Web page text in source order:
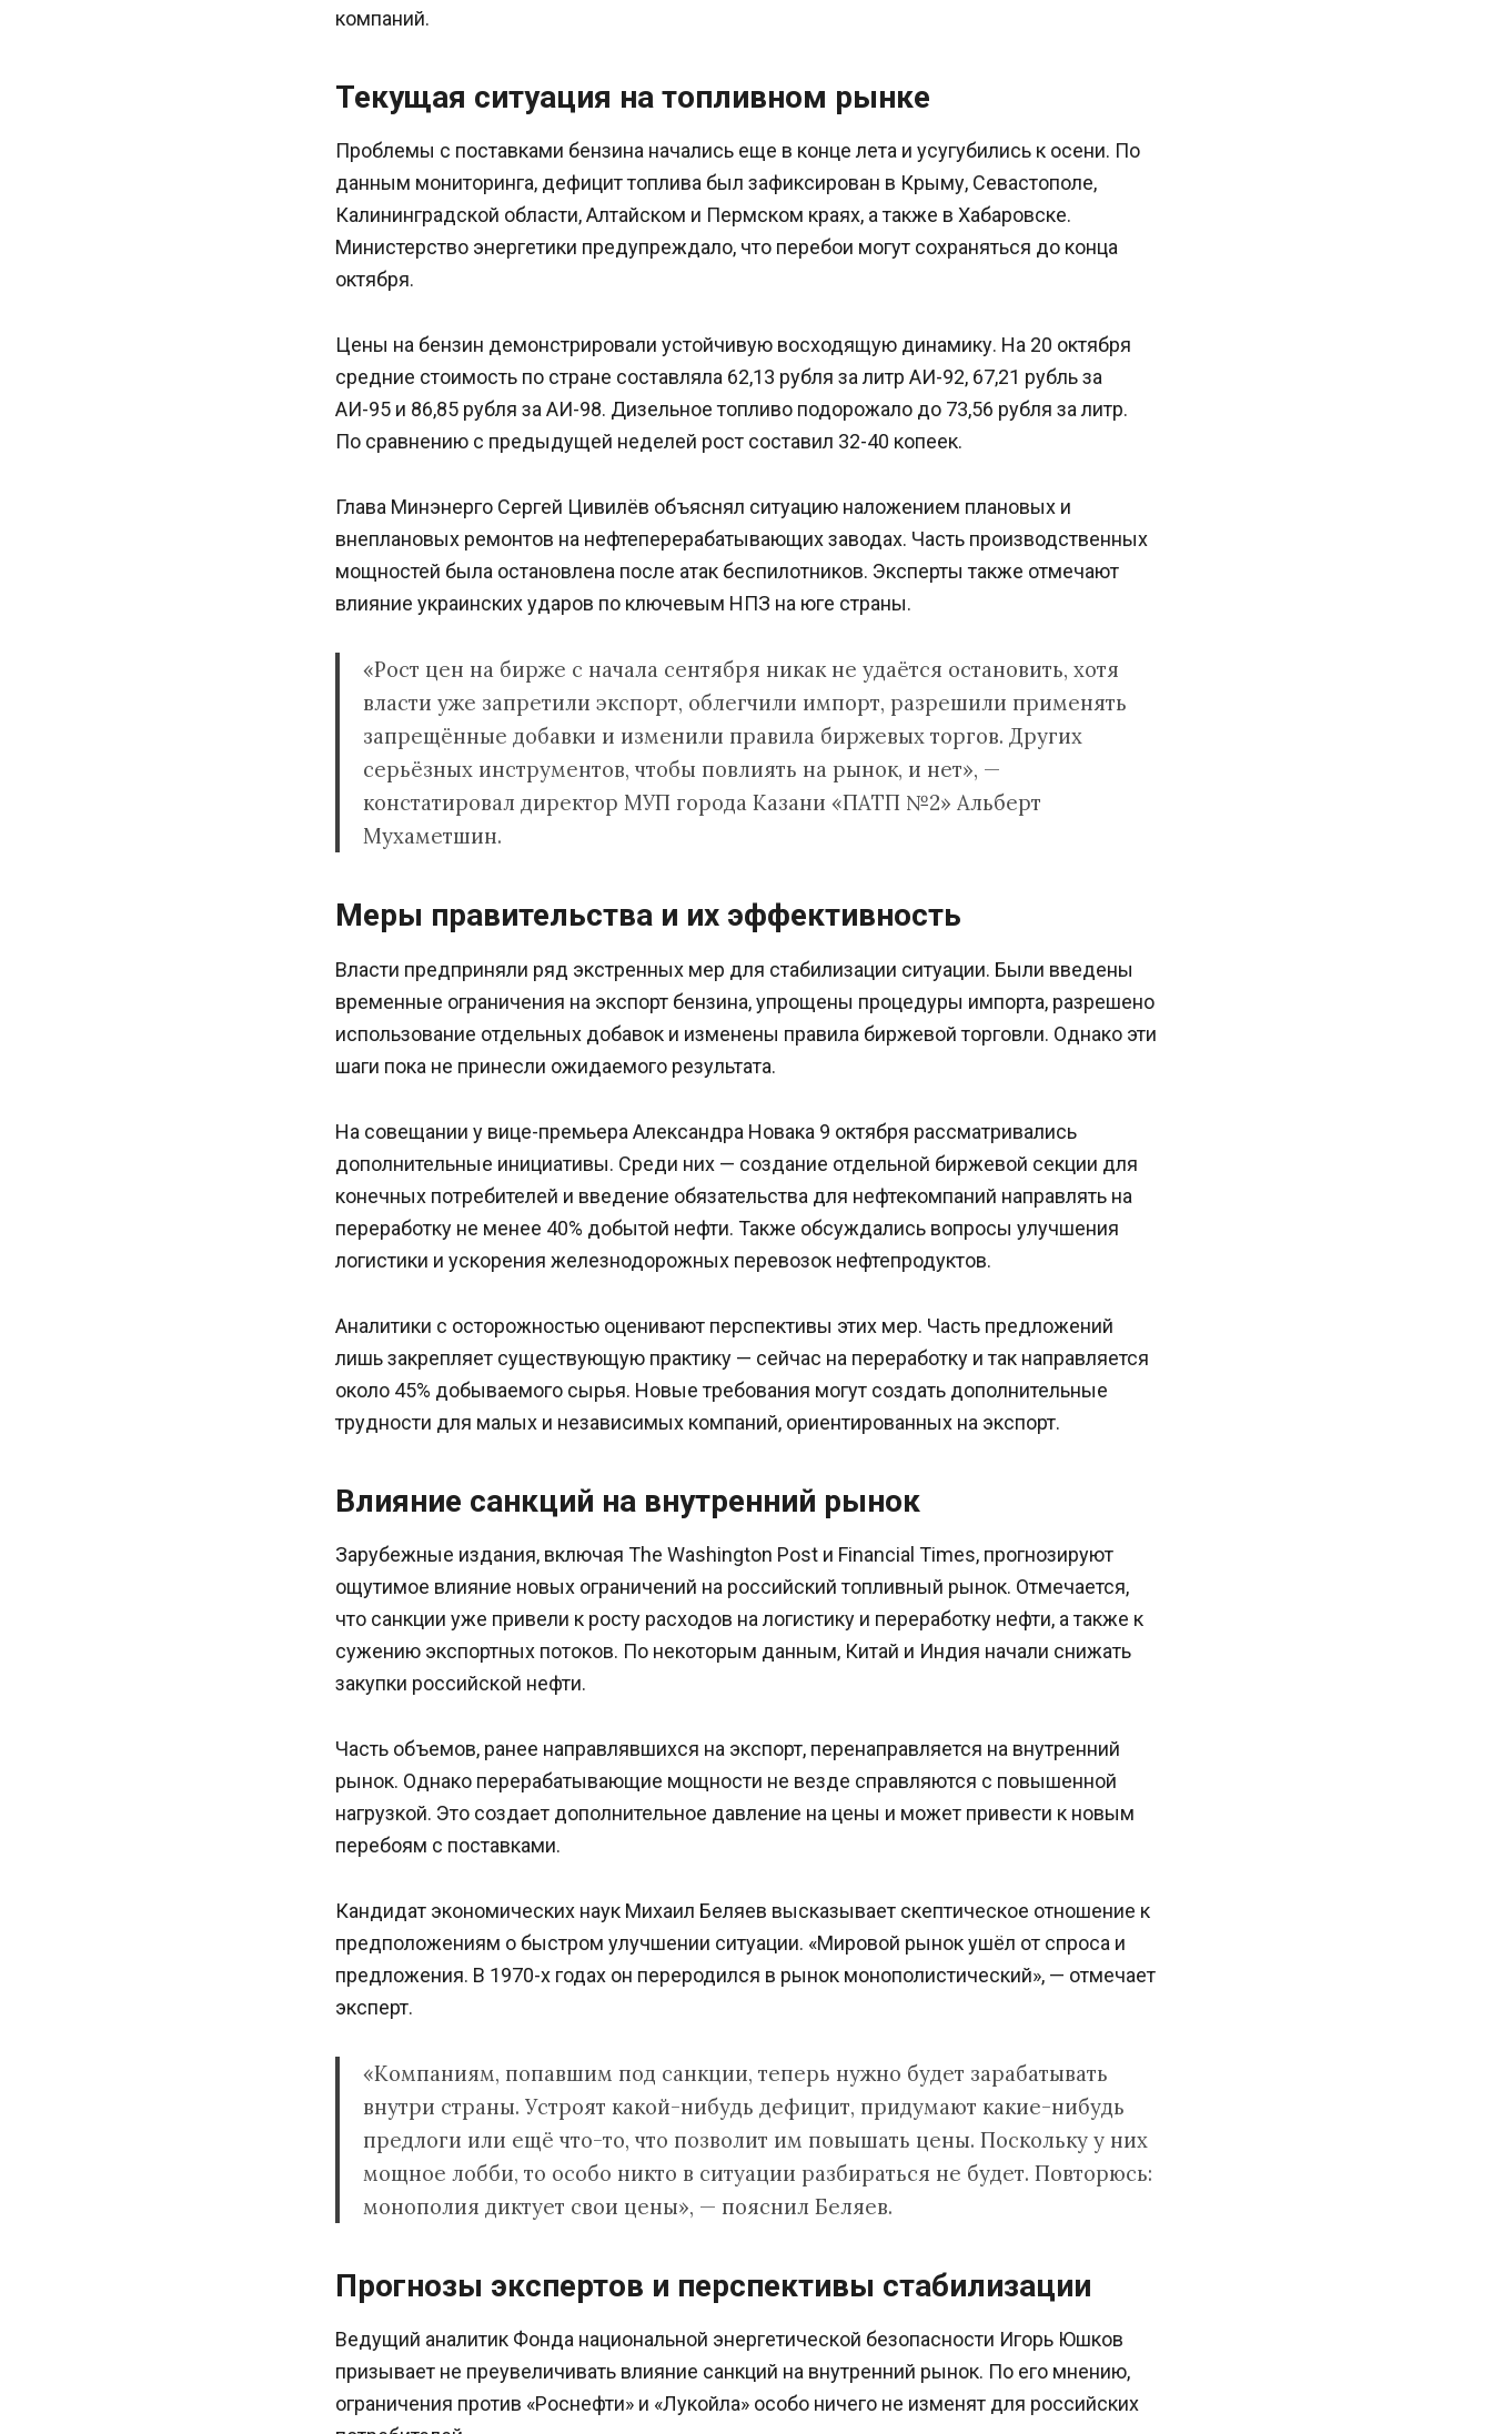
компаний.
Текущая ситуация на топливном рынке
Проблемы с поставками бензина начались еще в конце лета и усугубились к осени. По
данным мониторинга, дефицит топлива был зафиксирован в Крыму, Севастополе,
Калининградской области, Алтайском и Пермском краях, а также в Хабаровске.
Министерство энергетики предупреждало, что перебои могут сохраняться до конца
октября.
Цены на бензин демонстрировали устойчивую восходящую динамику. На 20 октября
средние стоимость по стране составляла 62,13 рубля за литр АИ-92, 67,21 рубль за
АИ-95 и 86,85 рубля за АИ-98. Дизельное топливо подорожало до 73,56 рубля за литр.
По сравнению с предыдущей неделей рост составил 32-40 копеек.
Глава Минэнерго Сергей Цивилёв объяснял ситуацию наложением плановых и
внеплановых ремонтов на нефтеперерабатывающих заводах. Часть производственных
мощностей была остановлена после атак беспилотников. Эксперты также отмечают
влияние украинских ударов по ключевым НПЗ на юге страны.
«Рост цен на бирже с начала сентября никак не удаётся остановить, хотя
власти уже запретили экспорт, облегчили импорт, разрешили применять
запрещённые добавки и изменили правила биржевых торгов. Других
серьёзных инструментов, чтобы повлиять на рынок, и нет», —
констатировал директор МУП города Казани «ПАТП №2» Альберт
Мухаметшин.
Меры правительства и их эффективность
Власти предприняли ряд экстренных мер для стабилизации ситуации. Были введены
временные ограничения на экспорт бензина, упрощены процедуры импорта, разрешено
использование отдельных добавок и изменены правила биржевой торговли. Однако эти
шаги пока не принесли ожидаемого результата.
На совещании у вице-премьера Александра Новака 9 октября рассматривались
дополнительные инициативы. Среди них — создание отдельной биржевой секции для
конечных потребителей и введение обязательства для нефтекомпаний направлять на
переработку не менее 40% добытой нефти. Также обсуждались вопросы улучшения
логистики и ускорения железнодорожных перевозок нефтепродуктов.
Аналитики с осторожностью оценивают перспективы этих мер. Часть предложений
лишь закрепляет существующую практику — сейчас на переработку и так направляется
около 45% добываемого сырья. Новые требования могут создать дополнительные
трудности для малых и независимых компаний, ориентированных на экспорт.
Влияние санкций на внутренний рынок
Зарубежные издания, включая The Washington Post и Financial Times, прогнозируют
ощутимое влияние новых ограничений на российский топливный рынок. Отмечается,
что санкции уже привели к росту расходов на логистику и переработку нефти, а также к
сужению экспортных потоков. По некоторым данным, Китай и Индия начали снижать
закупки российской нефти.
Часть объемов, ранее направлявшихся на экспорт, перенаправляется на внутренний
рынок. Однако перерабатывающие мощности не везде справляются с повышенной
нагрузкой. Это создает дополнительное давление на цены и может привести к новым
перебоям с поставками.
Кандидат экономических наук Михаил Беляев высказывает скептическое отношение к
предположениям о быстром улучшении ситуации. «Мировой рынок ушёл от спроса и
предложения. В 1970-х годах он переродился в рынок монополистический», — отмечает
эксперт.
«Компаниям, попавшим под санкции, теперь нужно будет зарабатывать
внутри страны. Устроят какой-нибудь дефицит, придумают какие-нибудь
предлоги или ещё что-то, что позволит им повышать цены. Поскольку у них
мощное лобби, то особо никто в ситуации разбираться не будет. Повторюсь:
монополия диктует свои цены», — пояснил Беляев.
Прогнозы экспертов и перспективы стабилизации
Ведущий аналитик Фонда национальной энергетической безопасности Игорь Юшков
призывает не преувеличивать влияние санкций на внутренний рынок. По его мнению,
ограничения против «Роснефти» и «Лукойла» особо ничего не изменят для российских